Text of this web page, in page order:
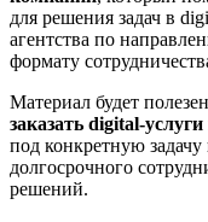
для решения задач в
агентства по
формату
Материал будет
заказать digital-
под конкретную
долгосрочного
решений.